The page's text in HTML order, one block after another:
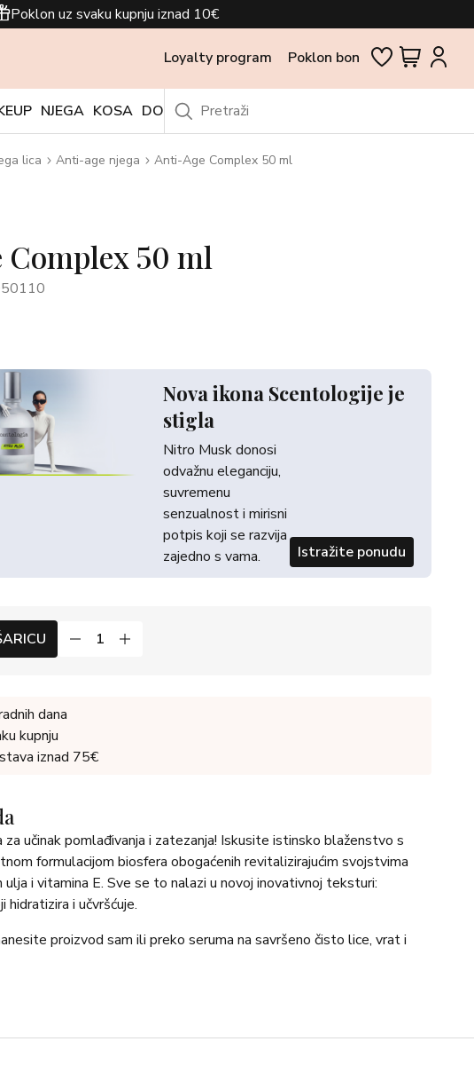
Poklon uz svaku kupnju iznad 10€
Loyalty program Poklon bon
NJEGA KOSA DODACI OUTLET
lica Anti-age njega Anti-Age Complex 50 ml
50 ml
Nova ikona Scentologije je
stigla
Nitro Musk donosi
odvažnu eleganciju,
suvremenu
senzualnost i mirisni
potpis koji se razvija
zajedno s vama.
Istražite ponudu
dana
kupnju
iznad 75€
za učinak pomlađivanja i zatezanja! Iskusite istinsko blaženstvo s
formulacijom biosfera obogaćenih revitalizirajućim svojstvima
ulja i vitamina E. Sve se to nalazi u novoj inovativnoj teksturi:
hidratizira i učvršćuje.
proizvod sam ili preko seruma na savršeno čisto lice, vrat i